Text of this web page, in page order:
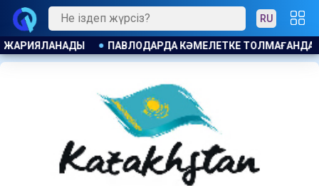
RU
АЛКОГОЛЬ САТҚАНДАР ЖАУАПҚА ТАРТЫЛДЫ